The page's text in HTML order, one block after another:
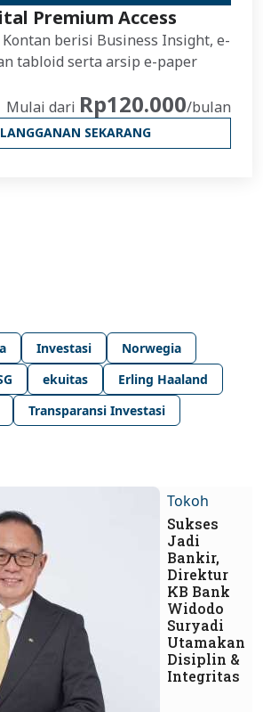
Premium Access
berisi Business Insight, e-
tabloid serta arsip e-paper
Mulai dari Rp120.000/bulan
SEKARANG
Investasi
Norwegia
ekuitas
Erling Haaland
Transparansi Investasi
Tokoh
Sukses
Jadi
Bankir,
Direktur
KB Bank
Widodo
Suryadi
Utamakan
Disiplin &
Integritas